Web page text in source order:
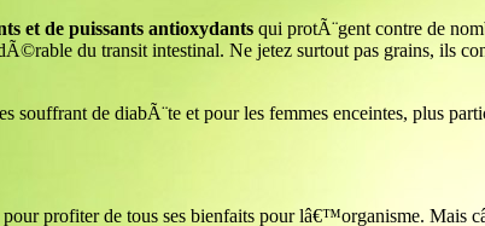
et de puissants antioxydants qui protÃ¨gent contre de
du transit intestinal. Ne jetez surtout pas grains, ils
de diabÃ¨te et pour les femmes enceintes, plus
pour profiter de tous ses bienfaits pour lâ€™organisme. Mais